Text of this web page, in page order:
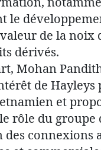
le
de la noix
dérivés.
Mohan
de Hayleys
et
rôle du groupe
connexions